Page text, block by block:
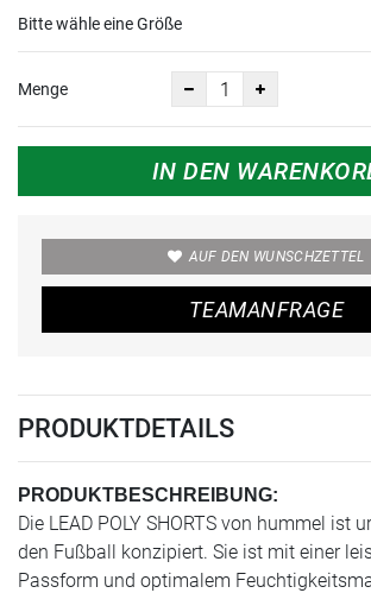
Bitte wähle eine Größe
Menge
IN DEN
AUF DEN WUNSCHZETTEL
TEAMANFRAGE
PRODUKTDETAILS
PRODUKTBESCHREIBUNG:
Die LEAD POLY SHORTS von hummel ist
den Fußball konzipiert. Sie ist mit einer
Passform und optimalem